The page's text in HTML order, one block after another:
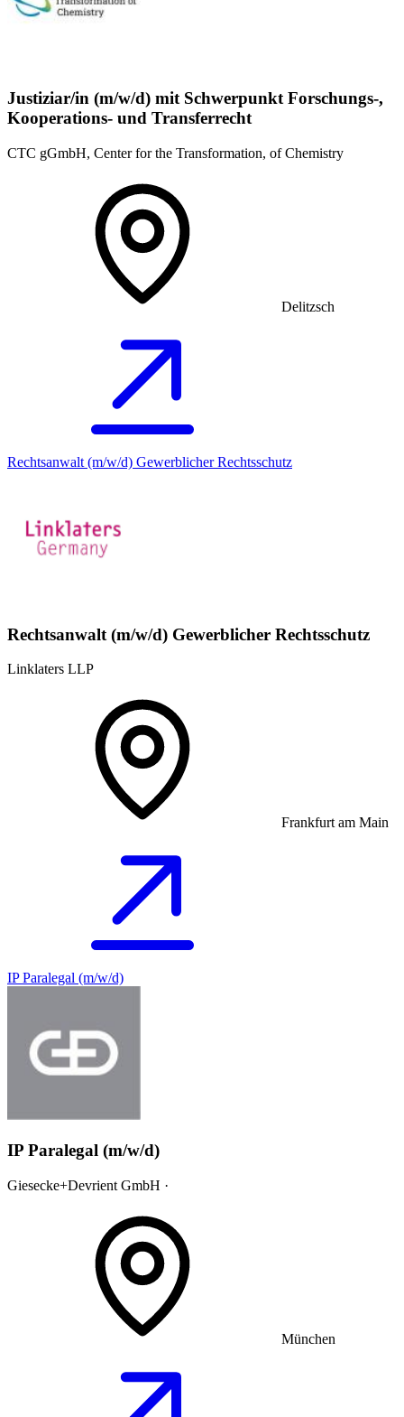
Justiziar/in (m/w/d) mit Schwerpunkt Forschungs-,
Kooperations- und Transferrecht
CTC gGmbH, Center for the Transformation, of Chemistry
Delitzsch
Rechtsanwalt (m/w/d) Gewerblicher Rechtsschutz
Rechtsanwalt (m/w/d) Gewerblicher Rechtsschutz
Linklaters LLP
Frankfurt am Main
IP Paralegal (m/w/d)
IP Paralegal (m/w/d)
Giesecke+Devrient GmbH ·
München